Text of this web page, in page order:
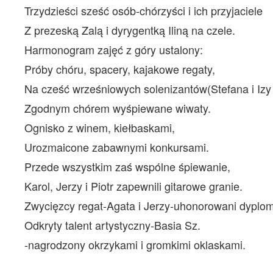
Trzydzieści sześć osób-chórzyści i ich przyjaciele
Z prezeską Zalą i dyrygentką Iliną na czele.
Harmonogram zajęć z góry ustalony:
Próby chóru, spacery, kajakowe regaty,
Na cześć wrześniowych solenizantów(Stefana i
Zgodnym chórem wyśpiewane wiwaty.
Ognisko z winem, kiełbaskami,
Urozmaicone zabawnymi konkursami.
Przede wszystkim zaś wspólne śpiewanie,
Karol, Jerzy i Piotr zapewnili gitarowe granie.
Zwycięzcy regat-Agata i Jerzy-uhonorowani
Odkryty talent artystyczny-Basia Sz.
-nagrodzony okrzykami i gromkimi oklaskami.